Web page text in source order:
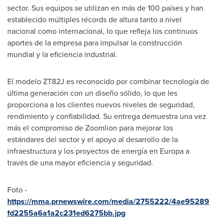
sector. Sus equipos se utilizan en más de 100 países y han
establecido múltiples récords de altura tanto a nivel
nacional como internacional, lo que refleja los continuos
aportes de la empresa para impulsar la construcción
mundial y la eficiencia industrial.
El modelo ZT82J es reconocido por combinar tecnología de
última generación con un diseño sólido, lo que les
proporciona a los clientes nuevos niveles de seguridad,
rendimiento y confiabilidad. Su entrega demuestra una vez
más el compromiso de Zoomlion para mejorar los
estándares del sector y el apoyo al desarrollo de la
infraestructura y los proyectos de energía en Europa a
través de una mayor eficiencia y seguridad.
Foto -
https://mma.prnewswire.com/media/2755222/4ae95289
fd2255a6a1a2c231ed6275bb.jpg